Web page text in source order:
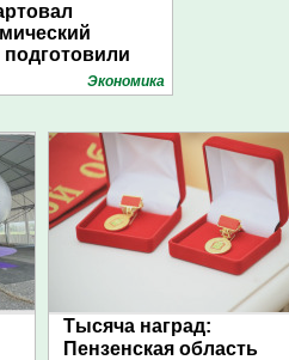
Экономика
Тысяча наград:
Пензенская область